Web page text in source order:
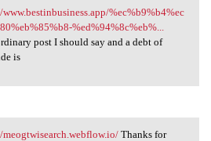
%ec%b9%b4%ec
%ed%94%8c%eb%...
post I should say and a debt of
is
Thanks for